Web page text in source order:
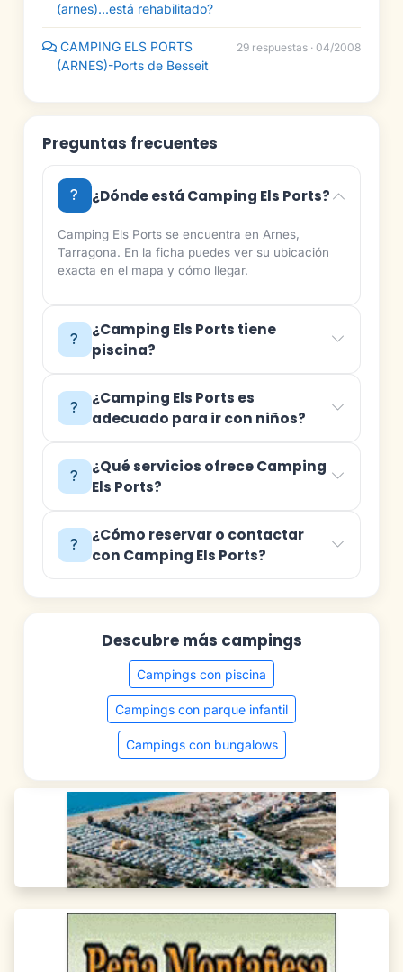
(arnes)...está rehabilitado?
CAMPING ELS PORTS
(ARNES)-Ports de Besseit
29 respuestas · 04/2008
Preguntas frecuentes
¿Dónde está Camping Els Ports?
Camping Els Ports se encuentra en Arnes,
Tarragona. En la ficha puedes ver su ubicación
exacta en el mapa y cómo llegar.
¿Camping Els Ports tiene
piscina?
¿Camping Els Ports es
adecuado para ir con niños?
¿Qué servicios ofrece Camping
Els Ports?
¿Cómo reservar o contactar
con Camping Els Ports?
Descubre más campings
Campings con piscina
Campings con parque infantil
Campings con bungalows